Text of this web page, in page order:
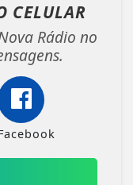
CELULAR
Rádio no